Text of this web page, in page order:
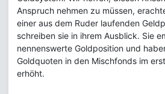
Anspruch nehmen zu müssen,
einer aus dem Ruder laufenden
schreiben sie in ihrem Ausblick. Sie
nennenswerte Goldposition und
Goldquoten in den Mischfonds im
erhöht.